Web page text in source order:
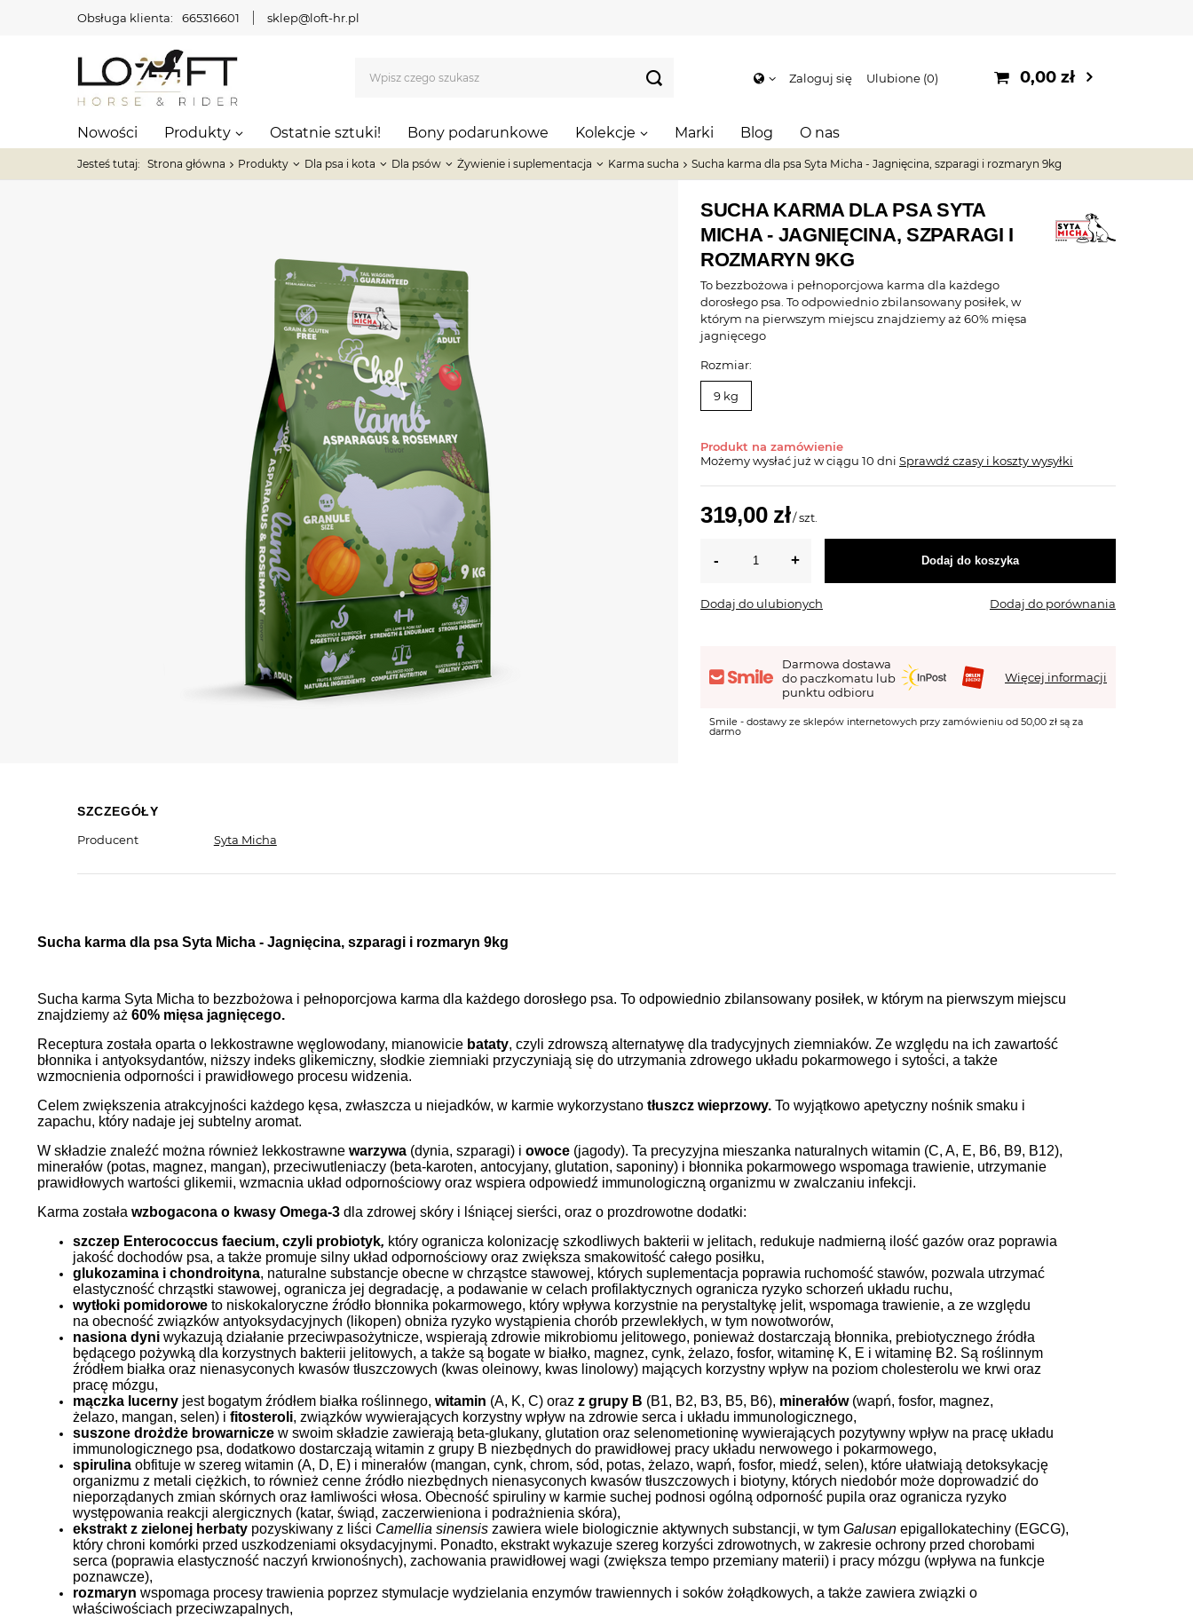
Obsługa klienta: 665316601 sklep@loft-hr.pl
Zaloguj się Ulubione 0 0,00 zł
Nowości Produkty Ostatnie sztuki! Bony podarunkowe Kolekcje Marki Blog O nas
Jesteś tutaj: Strona główna Produkty Dla psa i kota Dla psów Żywienie i suplementacja Karma sucha Sucha karma dla psa Syta Micha - Jagnięcina, szparagi i rozmaryn 9kg
SUCHA KARMA DLA PSA SYTA
MICHA - JAGNIĘCINA, SZPARAGI I
ROZMARYN 9KG
To bezzbożowa i pełnoporcjowa karma dla każdego
dorosłego psa. To odpowiednio zbilansowany posiłek, w
którym na pierwszym miejscu znajdziemy aż 60% mięsa
jagnięcego
Rozmiar:
9 kg
Produkt na zamówienie
Możemy wysłać już w ciągu 10 dni Sprawdź czasy i koszty wysyłki
319,00 zł/szt.
Dodaj do koszyka
Dodaj do ulubionych Dodaj do porównania
Darmowa dostawa
do paczkomatu lub
punktu odbioru
Więcej informacji
Smile - dostawy ze sklepów internetowych przy zamówieniu od 50,00 zł są za
darmo
SZCZEGÓŁY
Producent
Syta Micha
Sucha karma dla psa Syta Micha - Jagnięcina, szparagi i rozmaryn 9kg
Sucha karma Syta Micha to bezzbożowa i pełnoporcjowa karma dla każdego dorosłego psa. To odpowiednio zbilansowany posiłek, w którym na pierwszym miejscu
znajdziemy aż 60% mięsa jagnięcego.
Receptura została oparta o lekkostrawne węglowodany, mianowicie bataty, czyli zdrowszą alternatywę dla tradycyjnych ziemniaków. Ze względu na ich zawartość
błonnika i antyoksydantów, niższy indeks glikemiczny, słodkie ziemniaki przyczyniają się do utrzymania zdrowego układu pokarmowego i sytości, a także
wzmocnienia odporności i prawidłowego procesu widzenia.
Celem zwiększenia atrakcyjności każdego kęsa, zwłaszcza u niejadków, w karmie wykorzystano tłuszcz wieprzowy. To wyjątkowo apetyczny nośnik smaku i
zapachu, który nadaje jej subtelny aromat.
W składzie znaleźć można również lekkostrawne warzywa (dynia, szparagi) i owoce (jagody). Ta precyzyjna mieszanka naturalnych witamin (C, A, E, B6, B9, B12),
minerałów (potas, magnez, mangan), przeciwutleniaczy (beta-karoten, antocyjany, glutation, saponiny) i błonnika pokarmowego wspomaga trawienie, utrzymanie
prawidłowych wartości glikemii, wzmacnia układ odpornościowy oraz wspiera odpowiedź immunologiczną organizmu w zwalczaniu infekcji.
Karma została wzbogacona o kwasy Omega-3 dla zdrowej skóry i lśniącej sierści, oraz o prozdrowotne dodatki:
szczep Enterococcus faecium, czyli probiotyk, który ogranicza kolonizację szkodliwych bakterii w jelitach, redukuje nadmierną ilość gazów oraz poprawia
jakość dochodów psa, a także promuje silny układ odpornościowy oraz zwiększa smakowitość całego posiłku,
glukozamina i chondroityna, naturalne substancje obecne w chrząstce stawowej, których suplementacja poprawia ruchomość stawów, pozwala utrzymać
elastyczność chrząstki stawowej, ogranicza jej degradację, a podawanie w celach profilaktycznych ogranicza ryzyko schorzeń układu ruchu,
wytłoki pomidorowe to niskokaloryczne źródło błonnika pokarmowego, który wpływa korzystnie na perystaltykę jelit, wspomaga trawienie, a ze względu
na obecność związków antyoksydacyjnych (likopen) obniża ryzyko wystąpienia chorób przewlekłych, w tym nowotworów,
nasiona dyni wykazują działanie przeciwpasożytnicze, wspierają zdrowie mikrobiomu jelitowego, ponieważ dostarczają błonnika, prebiotycznego źródła
będącego pożywką dla korzystnych bakterii jelitowych, a także są bogate w białko, magnez, cynk, żelazo, fosfor, witaminę K, E i witaminę B2. Są roślinnym
źródłem białka oraz nienasyconych kwasów tłuszczowych (kwas oleinowy, kwas linolowy) mających korzystny wpływ na poziom cholesterolu we krwi oraz
pracę mózgu,
mączka lucerny jest bogatym źródłem białka roślinnego, witamin (A, K, C) oraz z grupy B (B1, B2, B3, B5, B6), minerałów(wapń, fosfor, magnez,
żelazo, mangan, selen) i fitosteroli, związków wywierających korzystny wpływ na zdrowie serca i układu immunologicznego,
suszone drożdże browarnicze w swoim składzie zawierają beta-glukany, glutation oraz selenometioninę wywierających pozytywny wpływ na pracę układu
immunologicznego psa, dodatkowo dostarczają witamin z grupy B niezbędnych do prawidłowej pracy układu nerwowego i pokarmowego,
spirulina obfituje w szereg witamin (A, D, E) i minerałów (mangan, cynk, chrom, sód, potas, żelazo, wapń, fosfor, miedź, selen), które ułatwiają detoksykację
organizmu z metali ciężkich, to również cenne źródło niezbędnych nienasyconych kwasów tłuszczowych i biotyny, których niedobór może doprowadzić do
nieporządanych zmian skórnych oraz łamliwości włosa. Obecność spiruliny w karmie suchej podnosi ogólną odporność pupila oraz ogranicza ryzyko
występowania reakcji alergicznych (katar, świąd, zaczerwieniona i podrażnienia skóra),
ekstrakt z zielonej herbaty pozyskiwany z liści Camellia sinensis zawiera wiele biologicznie aktywnych substancji, w tym Galusan epigallokatechiny (EGCG),
który chroni komórki przed uszkodzeniami oksydacyjnymi. Ponadto, ekstrakt wykazuje szereg korzyści zdrowotnych, w zakresie ochrony przed chorobami
serca (poprawia elastyczność naczyń krwionośnych), zachowania prawidłowej wagi (zwiększa tempo przemiany materii) i pracy mózgu (wpływa na funkcje
poznawcze),
rozmaryn wspomaga procesy trawienia poprzez stymulacje wydzielania enzymów trawiennych i soków żołądkowych, a także zawiera związki o
właściwościach przeciwzapalnych,